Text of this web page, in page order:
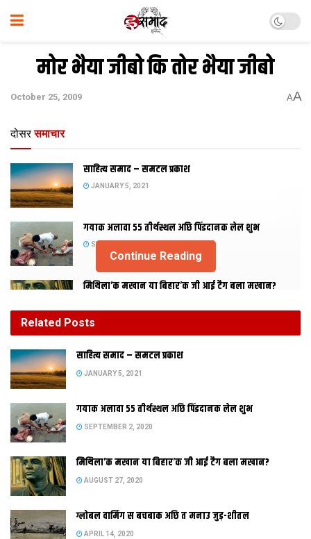
मोर भैया जीबो कि तोर भैया जीबो
October 25, 2009 AA
दोसर समाचार
साहित्य समाद – समटल प्रकाश
JANUARY 5, 2021
गयाक अलावा 55 तीर्थस्थल अछि पिंडदानक लेल शुभ
SEPTEMBER 2, 2020
मिथिला’क मखान या बिहार’क जी आई टैग बला मखान?
मोर भैया जीबो कि तोर भैया जीबो, दूनूक भैया लाख बरख जिबो, हमर भैयाक
पीठ जइसन धोबियाक पाट, हमर भैया क जांघ जइसन केराक थम…….
सामा-चकेबा अछि। बहिन सब जुटलथि सामा रंगबा मे। सांझ खन तामल खेत
Continue Reading
Related Posts
साहित्य समाद – समटल प्रकाश
JANUARY 5, 2021
गयाक अलावा 55 तीर्थस्थल अछि पिंडदानक लेल शुभ
SEPTEMBER 2, 2020
मिथिला’क मखान या बिहार’क जी आई टैग बला मखान?
AUGUST 27, 2020
ग्लोबल वार्मिंग स बचबाक अछि त मनाउ जुड़-शीतल
APRIL 14, 2020